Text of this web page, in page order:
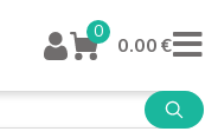
0
0.00 €